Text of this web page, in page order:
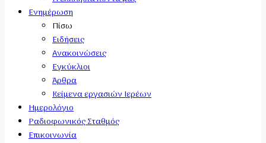
Ενημέρωση
Πίσω
Ειδήσεις
Ανακοινώσεις
Εγκύκλιοι
Άρθρα
Κείμενα εργασιών Ιερέων
Ημερολόγιο
Ραδιοφωνικός Σταθμός
Επικοινωνία